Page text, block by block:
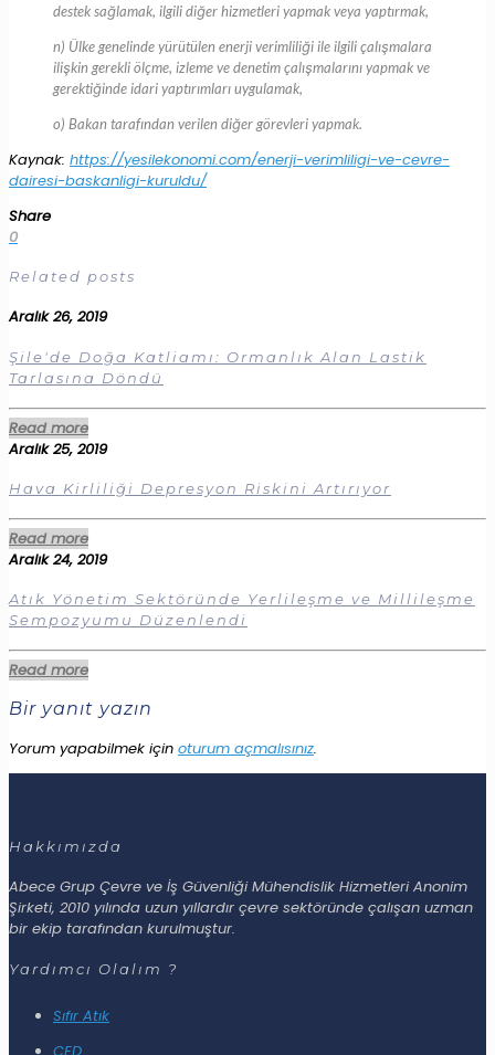
destek sağlamak, ilgili diğer hizmetleri yapmak veya yaptırmak,
n) Ülke genelinde yürütülen enerji verimliliği ile ilgili çalışmalara
ilişkin gerekli ölçme, izleme ve denetim çalışmalarını yapmak ve
gerektiğinde idari yaptırımları uygulamak,
o) Bakan tarafından verilen diğer görevleri yapmak.
Kaynak: https://yesilekonomi.com/enerji-verimliligi-ve-cevre-
dairesi-baskanligi-kuruldu/
Share
0
Related posts
Aralık 26, 2019
Şile'de Doğa Katliamı: Ormanlık Alan Lastik
Tarlasına Döndü
Read more
Aralık 25, 2019
Hava Kirliliği Depresyon Riskini Artırıyor
Read more
Aralık 24, 2019
Atık Yönetim Sektöründe Yerlileşme ve Millileşme
Sempozyumu Düzenlendi
Read more
Bir yanıt yazın
Yorum yapabilmek için oturum açmalısınız.
Hakkımızda
Abece Grup Çevre ve İş Güvenliği Mühendislik Hizmetleri Anonim
Şirketi, 2010 yılında uzun yıllardır çevre sektöründe çalışan uzman
bir ekip tarafından kurulmuştur.
Yardımcı Olalım ?
Sıfır Atık